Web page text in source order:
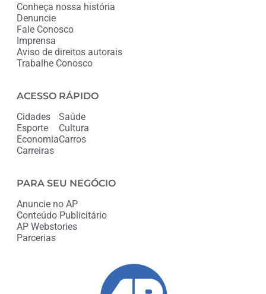
Conheça nossa história
Denuncie
Fale Conosco
Imprensa
Aviso de direitos autorais
Trabalhe Conosco
ACESSO RÁPIDO
Cidades
Esporte
Economia
Carreiras
Saúde
Cultura
Carros
PARA SEU NEGÓCIO
Anuncie no AP
Conteúdo Publicitário
AP Webstories
Parcerias